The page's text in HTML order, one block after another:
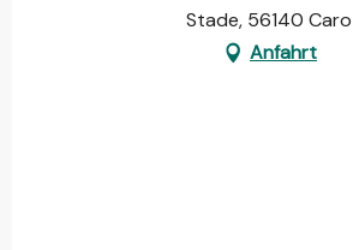
Stade, 56140 Caro
Anfahrt